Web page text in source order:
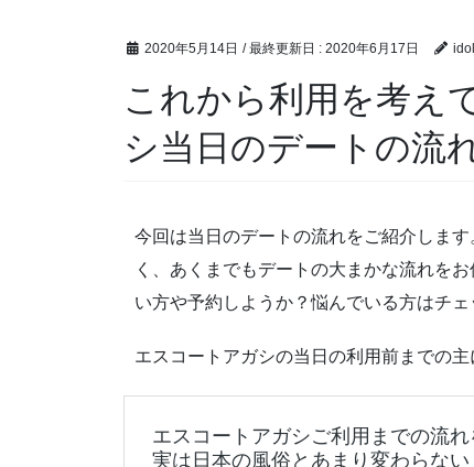
2020年5月14日 / 最終更新日 : 2020年6月17日
これから利用を考え
シ当日のデートの流
今回は当日のデートの流れをご紹介しま
く、あくまでもデートの大まかな流れを
い方や予約しようか？悩んでいる方はチ
エスコートアガシの当日の利用前までの